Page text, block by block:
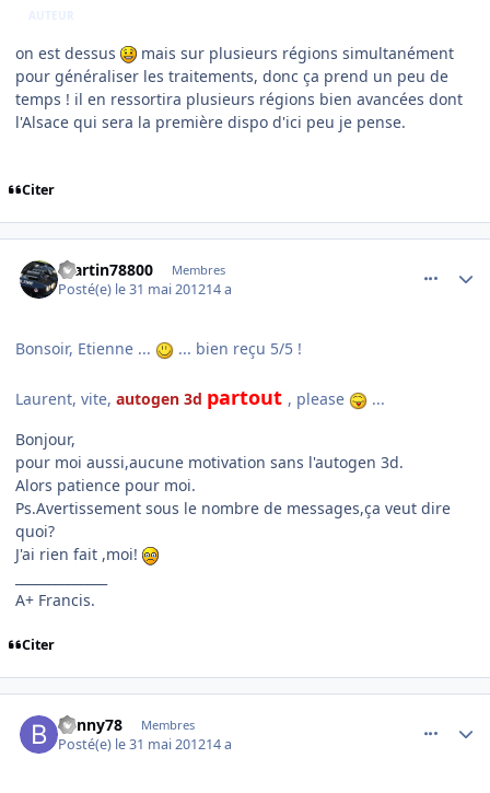
AUTEUR
on est dessus
mais sur plusieurs régions simultanément
pour généraliser les traitements, donc ça prend un peu de
temps ! il en ressortira plusieurs régions bien avancées dont
l'Alsace qui sera la première dispo d'ici peu je pense.
Citer
martin78800 Membres
Posté(e) le 31 mai 201214 a
Bonsoir, Etienne ... ... bien reçu 5/5 !
Laurent, vite, autogen 3d partout , please
...
Bonjour,
pour moi aussi,aucune motivation sans l'autogen 3d.
Alors patience pour moi.
Ps.Avertissement sous le nombre de messages,ça veut dire
quoi?
J'ai rien fait ,moi!
A+ Francis.
Citer
Benny78 Membres
Posté(e) le 31 mai 201214 a